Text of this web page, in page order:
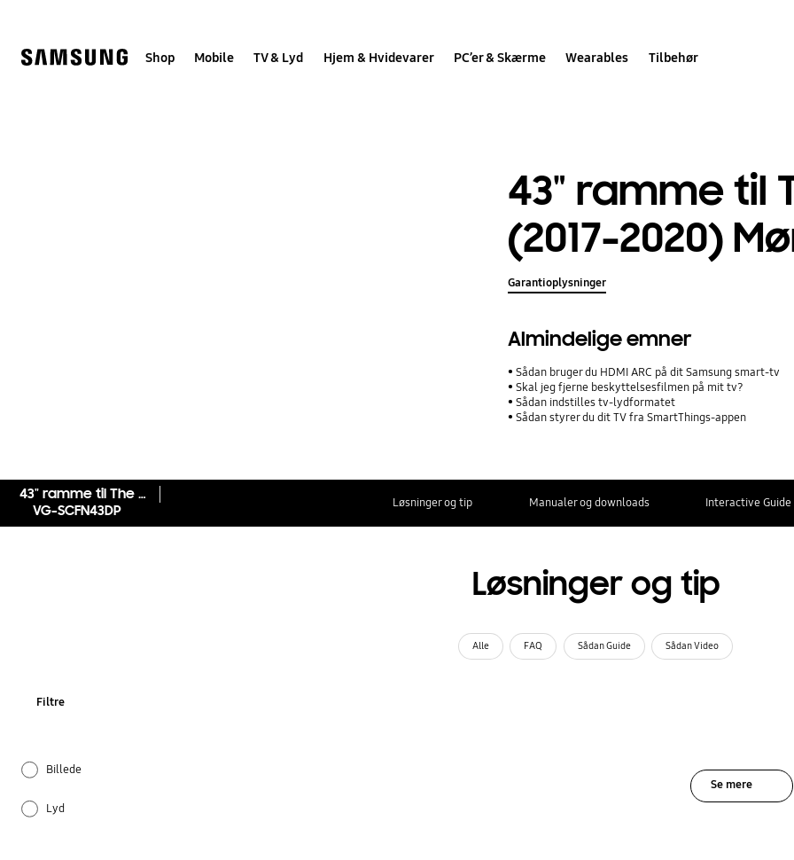
Shop Mobile TV & Lyd Hjem & Hvidevarer PC’er & Skærme Wearables Tilbehør
43" ramme til
(2017-2020)
Garantioplysninger
Almindelige emner
Sådan bruger du HDMI ARC på dit Samsung smart-tv
Skal jeg fjerne beskyttelsesfilmen på mit tv?
Sådan indstilles tv-lydformatet
Sådan styrer du dit TV fra SmartThings-appen
43" ramme til The Frame (2017-2020) Mørkebrun
VG-SCFN43DP
Løsninger og tip Manualer og downloads Interactive Guide
Løsninger og tip
Alle FAQ Sådan Guide Sådan Video
Filtre
Billede
Lyd
Se mere